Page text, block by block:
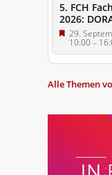
5. FCH
2026:
29.
10:00–
Alle Themen